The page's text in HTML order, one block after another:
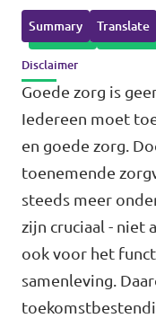
Volt Delft
...alle Volt
Afdelingen
Volt Drenthe
Volt Fryslân
Volt Provincie
...alle Volt
Over Volt
Mensen
Nieuws
Agenda
Doneer
Summary Translate
Disclaimer
Goede zorg is
Iedereen moet
en goede zorg.
toenemende
steeds meer
zijn cruciaal - niet
ook voor het
samenleving.